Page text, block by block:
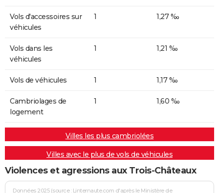
Vols d'accessoires sur
véhicules
1 1,27 ‰
Vols dans les
véhicules
1 1,21 ‰
Vols de véhicules 1 1,17 ‰
Cambriolages de
logement
1 1,60 ‰
Villes les plus cambriolées
Villes avec le plus de vols de véhicules
Violences et agressions aux Trois-Châteaux
Données 2025 (source : Linternaute.com d'après le Ministère de